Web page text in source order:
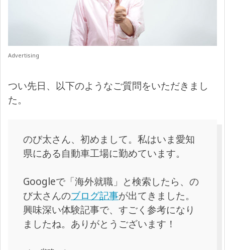
Advertising
つい先日、以下のようなご質問をいただきまし
た。
のび太さん、初めまして。私はいま愛知
県にある自動車工場に勤めています。
Googleで「海外就職」と検索したら、の
び太さんのブログ記事が出てきました。
興味深い体験記事で、すごく参考になり
ましたね。ありがとうございます！